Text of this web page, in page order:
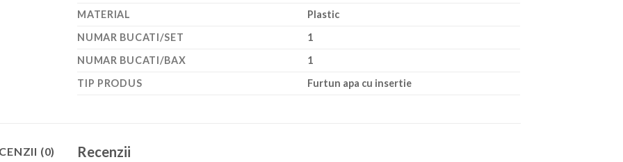
MATERIAL
Plastic
NUMAR BUCATI/SET
1
NUMAR BUCATI/BAX
1
TIP PRODUS
Furtun apa cu insertie
(0) Recenzii